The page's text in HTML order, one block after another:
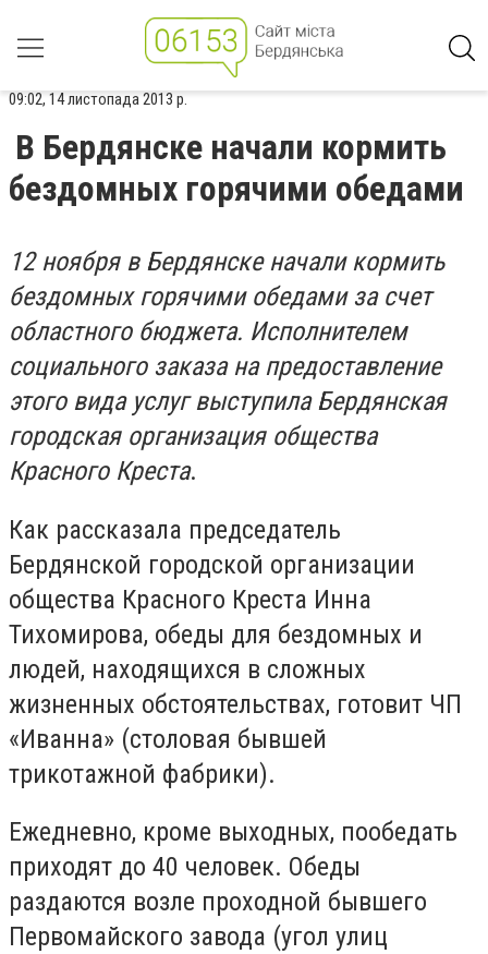
09:02, 14 листопада 2013 р.
В Бердянске начали кормить
бездомных горячими обедами
12 ноября в Бердянске начали кормить
бездомных горячими обедами за счет
областного бюджета. Исполнителем
социального заказа на предоставление
этого вида услуг выступила Бердянская
городская организация общества
Красного Креста.
Как рассказала председатель
Бердянской городской организации
общества Красного Креста Инна
Тихомирова, обеды для бездомных и
людей, находящихся в сложных
жизненных обстоятельствах, готовит ЧП
«Иванна» (столовая бывшей
трикотажной фабрики).
Ежедневно, кроме выходных, пообедать
приходят до 40 человек. Обеды
раздаются возле проходной бывшего
Первомайского завода (угол улиц